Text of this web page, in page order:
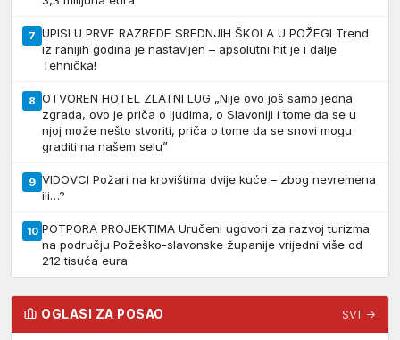
7 UPISI U PRVE RAZREDE SREDNJIH ŠKOLA U POŽEGI Trend
iz ranijih godina je nastavljen – apsolutni hit je i dalje
Tehnička!
8 OTVOREN HOTEL ZLATNI LUG „Nije ovo još samo jedna
zgrada, ovo je priča o ljudima, o Slavoniji i tome da se u
njoj može nešto stvoriti, priča o tome da se snovi mogu
graditi na našem selu”
9 VIDOVCI Požari na krovištima dvije kuće – zbog nevremena
ili…?
10 POTPORA PROJEKTIMA Uručeni ugovori za razvoj turizma
na području Požeško-slavonske županije vrijedni više od
212 tisuća eura
OGLASI ZA POSAO SVI →